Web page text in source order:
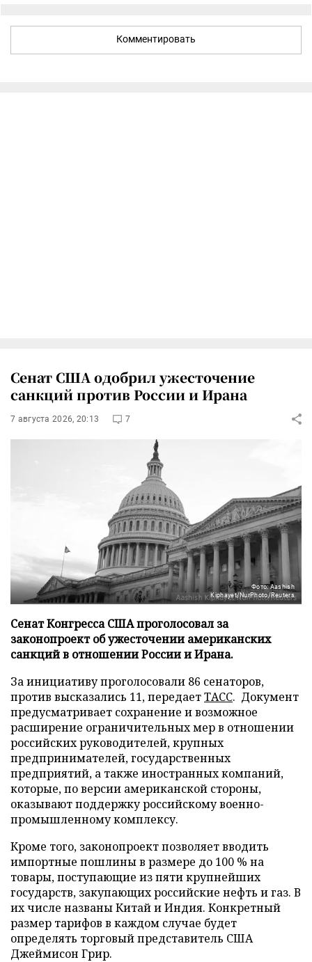
Комментировать
Сенат США одобрил ужесточение
санкций против России и Ирана
7 августа 2026, 20:13 7
Фото: Aashish
Kiphayet/NurPhoto/Reuters
Сенат Конгресса США проголосовал за
законопроект об ужесточении американских
санкций в отношении России и Ирана.
За инициативу проголосовали 86 сенаторов,
против высказались 11, передаетТАСС. Документ
предусматривает сохранение и возможное
расширение ограничительных мер в отношении
российских руководителей, крупных
предпринимателей, государственных
предприятий, а также иностранных компаний,
которые, по версии американской стороны,
оказывают поддержку российскому военно-
промышленному комплексу.
Кроме того, законопроект позволяет вводить
импортные пошлины в размере до 100 % на
товары, поступающие из пяти крупнейших
государств, закупающих российские нефть и газ. В
их числе названы Китай и Индия. Конкретный
размер тарифов в каждом случае будет
определять торговый представитель США
Джеймисон Грир.